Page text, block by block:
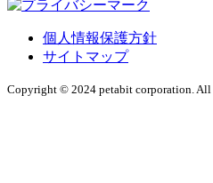
個人情報保護方針
サイトマップ
Copyright © 2024 petabit corporation. All